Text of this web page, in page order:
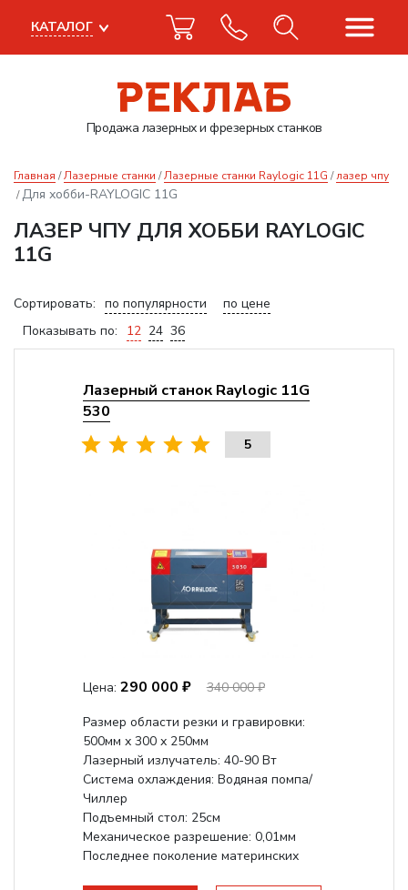
Продажа лазерныхи фрезерных станков
КАТАЛОГ
Главная Лазерные станки Лазерные станки Raylogic 11G лазер чпу
Для хобби-RAYLOGIC 11G
ЛАЗЕР ЧПУ ДЛЯ ХОББИ RAYLOGIC
11G
Сортировать: по популярности
по цене
Показывать по:
12 24 36
Лазерный станок Raylogic 11G
530
5
Цена: 290 000 ₽
340 000 ₽
Размер области резки и гравировки:
500мм х 300 х 250мм
Лазерный излучатель: 40-90 Вт
Система охлаждения: Водяная помпа/
Чиллер
Подъемный стол: 25см
Механическое разрешение: 0,01мм
Последнее поколение материнских